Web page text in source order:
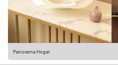
Panorama Hogar